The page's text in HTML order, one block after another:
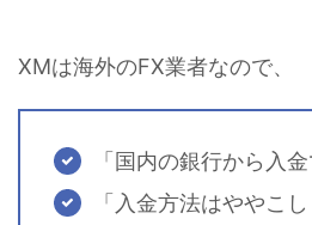
XMは海外のFX業者なので、
「国内の銀行から入
「入金方法はややこ